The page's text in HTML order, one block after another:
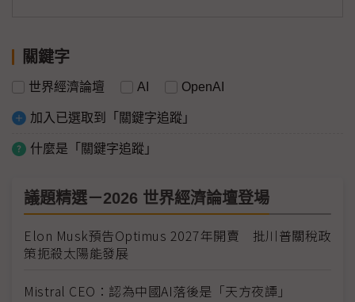
關鍵字
世界經濟論壇 AI OpenAI
加入已選取到「關鍵字追蹤」
什麼是「關鍵字追蹤」
議題精選－2026 世界經濟論壇登場
Elon Musk預告Optimus 2027年開賣 批川普關稅政
策扼殺太陽能發展
Mistral CEO：認為中國AI落後是「天方夜譚」